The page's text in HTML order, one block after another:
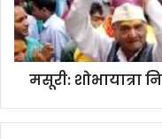
श्री
गणेश
मसूरी: शोभायात्रा